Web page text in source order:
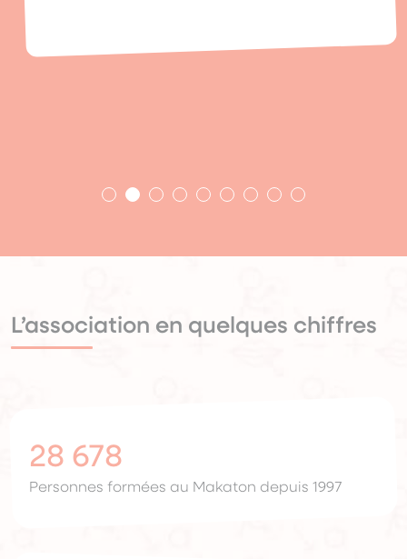
L’association en quelques chiffres
28 678
Personnes formées au Makaton depuis 1997